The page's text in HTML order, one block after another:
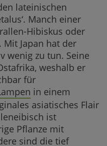
lateinischen
Manch einer
Hibiskus oder
Mit Japan hat der
wenig zu tun. Seine
weshalb er
für
in einem
asiatisches Flair
ist
Pflanze mit
sind die tief